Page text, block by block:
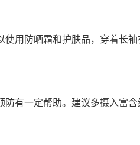
防晒霜和护肤品，穿着长袖
一定帮助。建议多摄入富含